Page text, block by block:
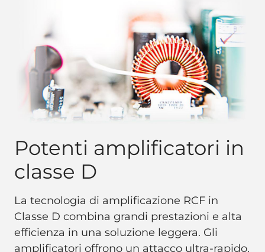
Potenti amplificatori in
classe D
La tecnologia di amplificazione RCF in
Classe D combina grandi prestazioni e alta
efficienza in una soluzione leggera. Gli
amplificatori offrono un attacco ultra-rapido,